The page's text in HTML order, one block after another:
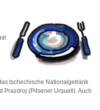
tschechische Nationalgetränk
Prazdroj (Pilsener Urquell). Auch